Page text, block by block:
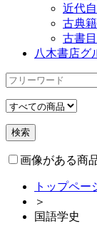
近代
古典籍
古書
八木書店グ
画像がある商
トップペー
＞
国語学史